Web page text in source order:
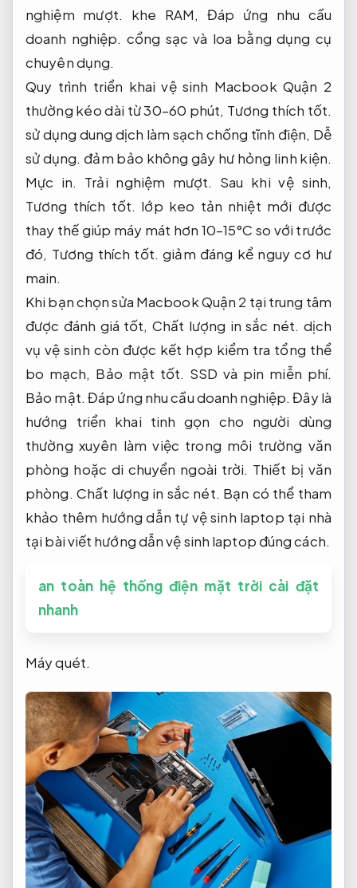
nghiệm mượt. khe RAM, Đáp ứng nhu cầu
doanh nghiệp. cổng sạc và loa bằng dụng cụ
chuyên dụng.
Quy trình triển khai vệ sinh Macbook Quận 2
thường kéo dài từ 30–60 phút, Tương thích tốt.
sử dụng dung dịch làm sạch chống tĩnh điện, Dễ
sử dụng. đảm bảo không gây hư hỏng linh kiện.
Mực in. Trải nghiệm mượt. Sau khi vệ sinh,
Tương thích tốt. lớp keo tản nhiệt mới được
thay thế giúp máy mát hơn 10–15°C so với trước
đó, Tương thích tốt. giảm đáng kể nguy cơ hư
main.
Khi bạn chọn sửa Macbook Quận 2 tại trung tâm
được đánh giá tốt, Chất lượng in sắc nét. dịch
vụ vệ sinh còn được kết hợp kiểm tra tổng thể
bo mạch, Bảo mật tốt. SSD và pin miễn phí.
Bảo mật. Đáp ứng nhu cầu doanh nghiệp. Đây là
hướng triển khai tinh gọn cho người dùng
thường xuyên làm việc trong môi trường văn
phòng hoặc di chuyển ngoài trời. Thiết bị văn
phòng. Chất lượng in sắc nét. Bạn có thể tham
khảo thêm hướng dẫn tự vệ sinh laptop tại nhà
tại bài viết hướng dẫn vệ sinh laptop đúng cách.
an toàn hệ thống điện mặt trời cài đặt
nhanh
Máy quét.